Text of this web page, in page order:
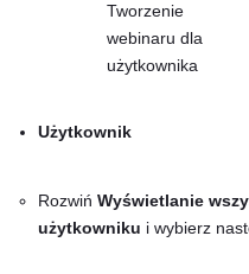
Tworzenie
webinaru dla
użytkownika
Użytkownik
Rozwiń Wyświetlanie
użytkowniku i wybierz